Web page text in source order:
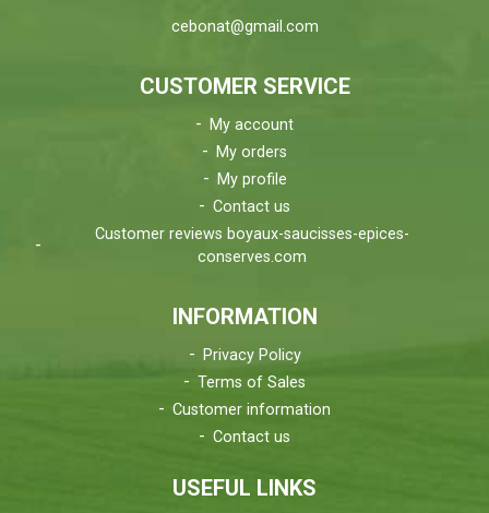
cebonat@gmail.com
CUSTOMER SERVICE
My account
My orders
My profile
Contact us
Customer reviews boyaux-saucisses-epices-
conserves.com
INFORMATION
Privacy Policy
Terms of Sales
Customer information
Contact us
USEFUL LINKS